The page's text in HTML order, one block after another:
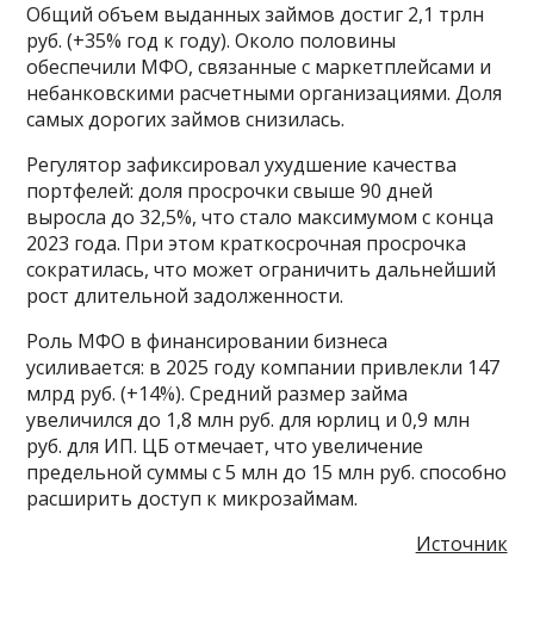
Общий объем выданных займов достиг 2,1 трлн
руб. (+35% год к году). Около половины
обеспечили МФО, связанные с маркетплейсами и
небанковскими расчетными организациями. Доля
самых дорогих займов снизилась.
Регулятор зафиксировал ухудшение качества
портфелей: доля просрочки свыше 90 дней
выросла до 32,5%, что стало максимумом с конца
2023 года. При этом краткосрочная просрочка
сократилась, что может ограничить дальнейший
рост длительной задолженности.
Роль МФО в финансировании бизнеса
усиливается: в 2025 году компании привлекли 147
млрд руб. (+14%). Средний размер займа
увеличился до 1,8 млн руб. для юрлиц и 0,9 млн
руб. для ИП. ЦБ отмечает, что увеличение
предельной суммы с 5 млн до 15 млн руб. способно
расширить доступ к микрозаймам.
Источник